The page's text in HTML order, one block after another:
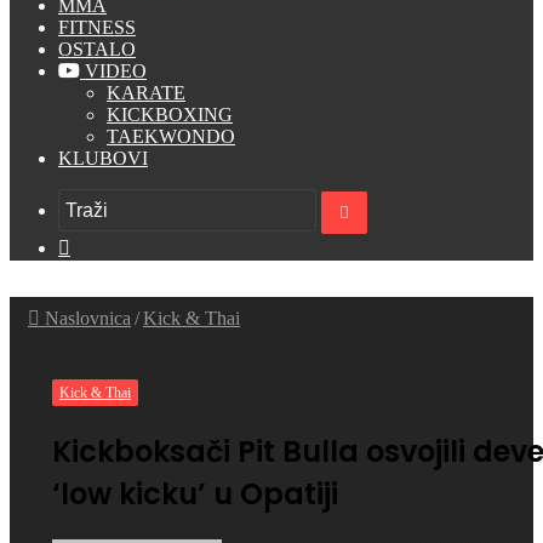
MMA
FITNESS
OSTALO
VIDEO
KARATE
KICKBOXING
TAEKWONDO
KLUBOVI
Traži
skin
Naslovnica /Kick & Thai
Kick & Thai
Kickboksači Pit Bulla osvojili
‘low kicku’ u Opatiji